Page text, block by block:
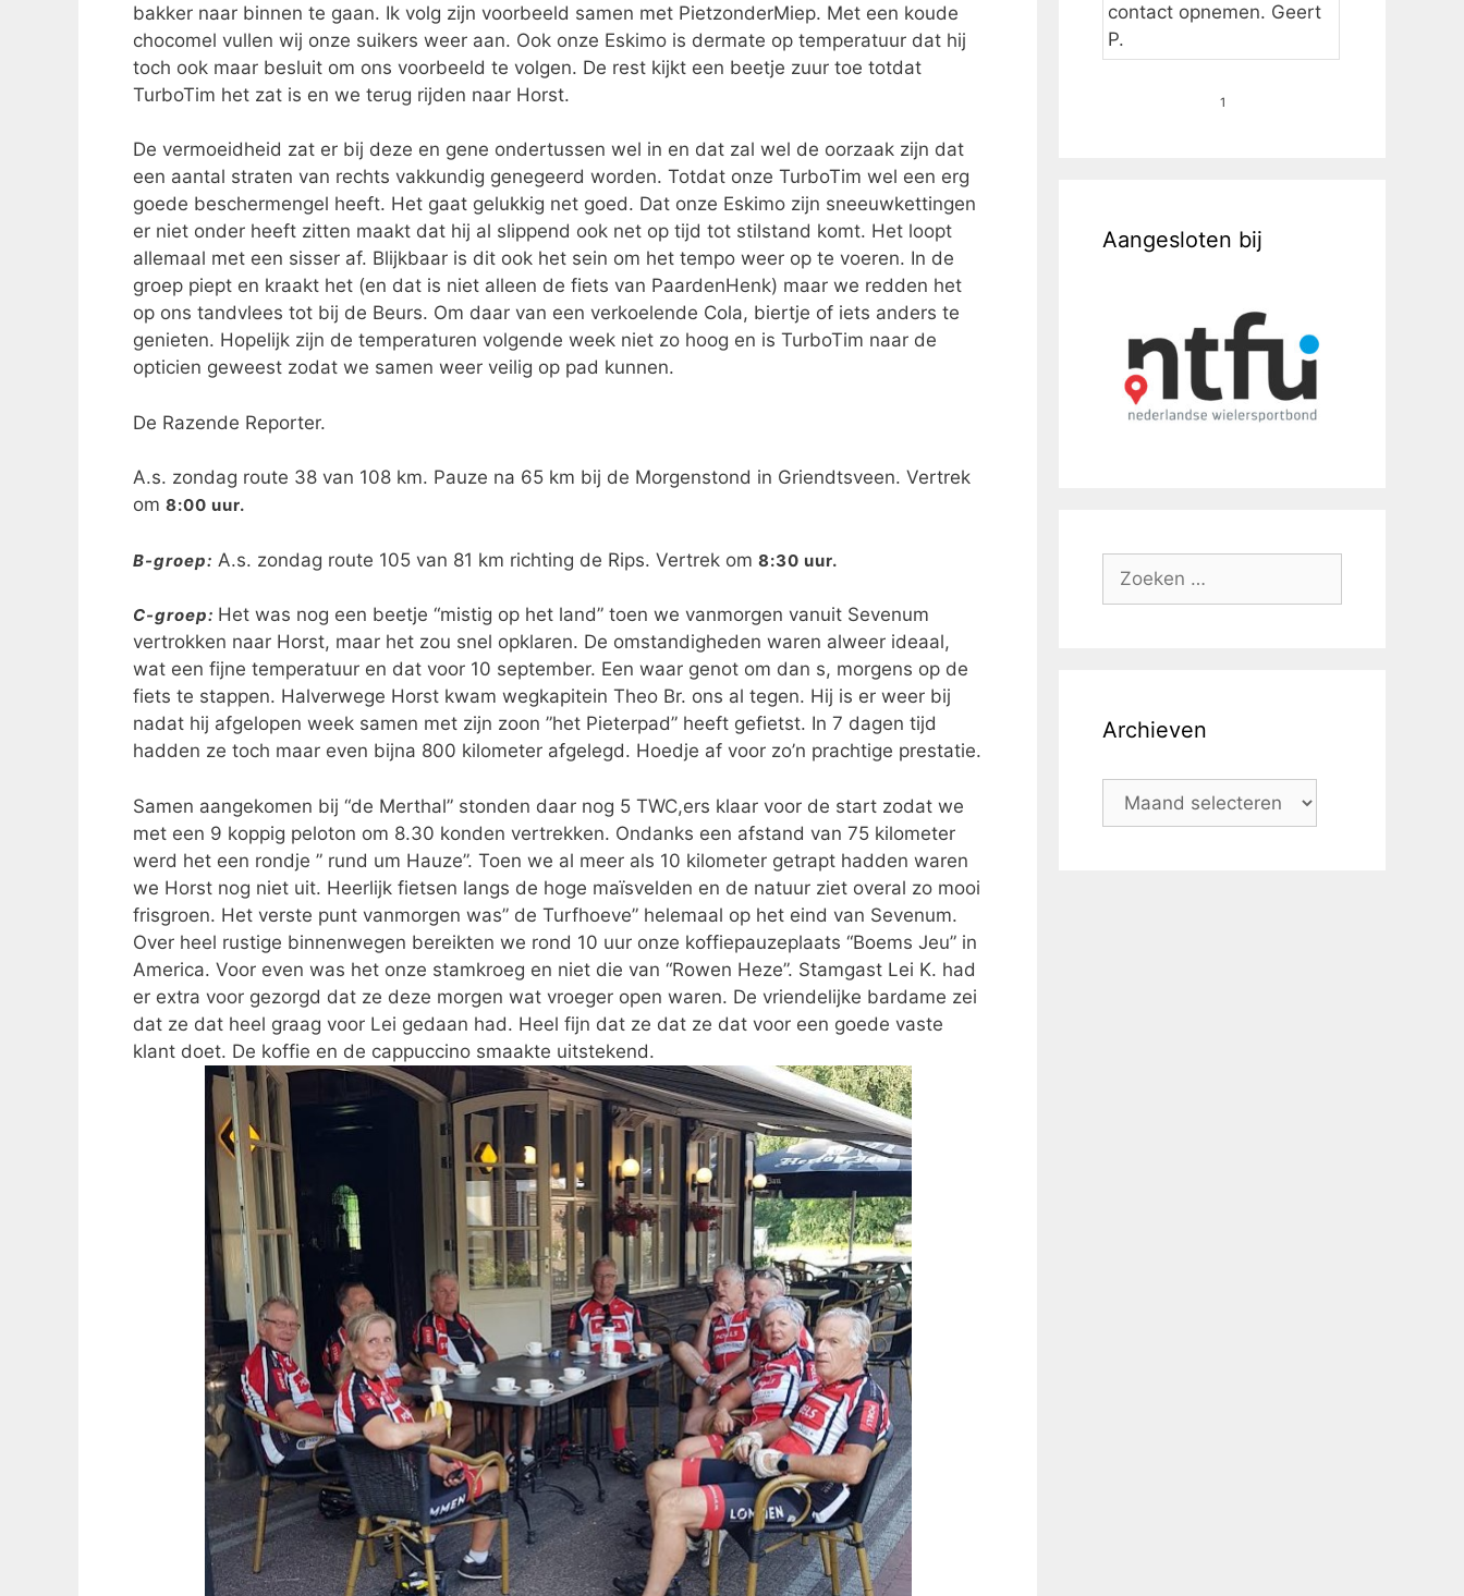
bakker naar binnen te gaan. Ik volg zijn voorbeeld samen met PietzonderMiep. Met een koude
chocomel vullen wij onze suikers weer aan. Ook onze Eskimo is dermate op temperatuur dat hij
toch ook maar besluit om ons voorbeeld te volgen. De rest kijkt een beetje zuur toe totdat
TurboTim het zat is en we terug rijden naar Horst.
De vermoeidheid zat er bij deze en gene ondertussen wel in en dat zal wel de oorzaak zijn dat
een aantal straten van rechts vakkundig genegeerd worden. Totdat onze TurboTim wel een erg
goede beschermengel heeft. Het gaat gelukkig net goed. Dat onze Eskimo zijn sneeuwkettingen
er niet onder heeft zitten maakt dat hij al slippend ook net op tijd tot stilstand komt. Het loopt
allemaal met een sisser af. Blijkbaar is dit ook het sein om het tempo weer op te voeren. In de
groep piept en kraakt het (en dat is niet alleen de fiets van PaardenHenk) maar we redden het
op ons tandvlees tot bij de Beurs. Om daar van een verkoelende Cola, biertje of iets anders te
genieten. Hopelijk zijn de temperaturen volgende week niet zo hoog en is TurboTim naar de
opticien geweest zodat we samen weer veilig op pad kunnen.
De Razende Reporter.
A.s. zondag route 38 van 108 km. Pauze na 65 km bij de Morgenstond in Griendtsveen. Vertrek
om 8:00 uur.
B-groep: A.s. zondag route 105 van 81 km richting de Rips. Vertrek om 8:30 uur.
C-groep: Het was nog een beetje “mistig op het land” toen we vanmorgen vanuit Sevenum
vertrokken naar Horst, maar het zou snel opklaren. De omstandigheden waren alweer ideaal,
wat een fijne temperatuur en dat voor 10 september. Een waar genot om dan s, morgens op de
fiets te stappen. Halverwege Horst kwam wegkapitein Theo Br. ons al tegen. Hij is er weer bij
nadat hij afgelopen week samen met zijn zoon ”het Pieterpad” heeft gefietst. In 7 dagen tijd
hadden ze toch maar even bijna 800 kilometer afgelegd. Hoedje af voor zo’n prachtige prestatie.
Samen aangekomen bij “de Merthal” stonden daar nog 5 TWC,ers klaar voor de start zodat we
met een 9 koppig peloton om 8.30 konden vertrekken. Ondanks een afstand van 75 kilometer
werd het een rondje ” rund um Hauze”. Toen we al meer als 10 kilometer getrapt hadden waren
we Horst nog niet uit. Heerlijk fietsen langs de hoge maïsvelden en de natuur ziet overal zo mooi
frisgroen. Het verste punt vanmorgen was” de Turfhoeve” helemaal op het eind van Sevenum.
Over heel rustige binnenwegen bereikten we rond 10 uur onze koffiepauzeplaats “Boems Jeu” in
America. Voor even was het onze stamkroeg en niet die van “Rowen Heze”. Stamgast Lei K. had
er extra voor gezorgd dat ze deze morgen wat vroeger open waren. De vriendelijke bardame zei
dat ze dat heel graag voor Lei gedaan had. Heel fijn dat ze dat ze dat voor een goede vaste
klant doet. De koffie en de cappuccino smaakte uitstekend.
contact opnemen. Geert
P.
1
Aangesloten bij
Archieven